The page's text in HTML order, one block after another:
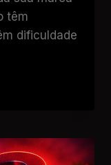
têm
dificuldade